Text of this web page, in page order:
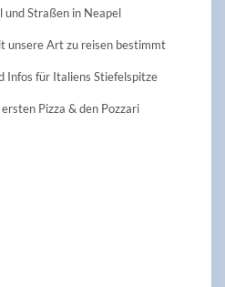
Straßen in Neapel
unsere Art zu reisen bestimmt
Infos für Italiens Stiefelspitze
Pizza & den Pozzari